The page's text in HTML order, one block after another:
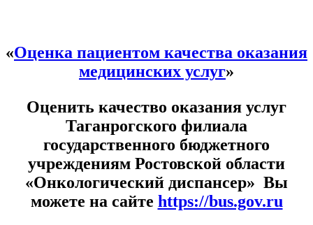
«Оценка пациентом качества оказания
медицинских услуг»
Оценить качество оказания услуг
Таганрогского филиала
государственного бюджетного
учреждениям Ростовской области
«Онкологический диспансер» Вы
можете на сайте https://bus.gov.ru